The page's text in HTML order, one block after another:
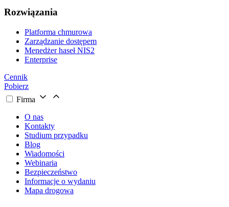
Rozwiązania
Platforma chmurowa
Zarządzanie dostępem
Menedżer haseł NIS2
Enterprise
Cennik
Pobierz
Firma
O nas
Kontakty
Studium przypadku
Blog
Wiadomości
Webinaria
Bezpieczeństwo
Informacje o wydaniu
Mapa drogowa